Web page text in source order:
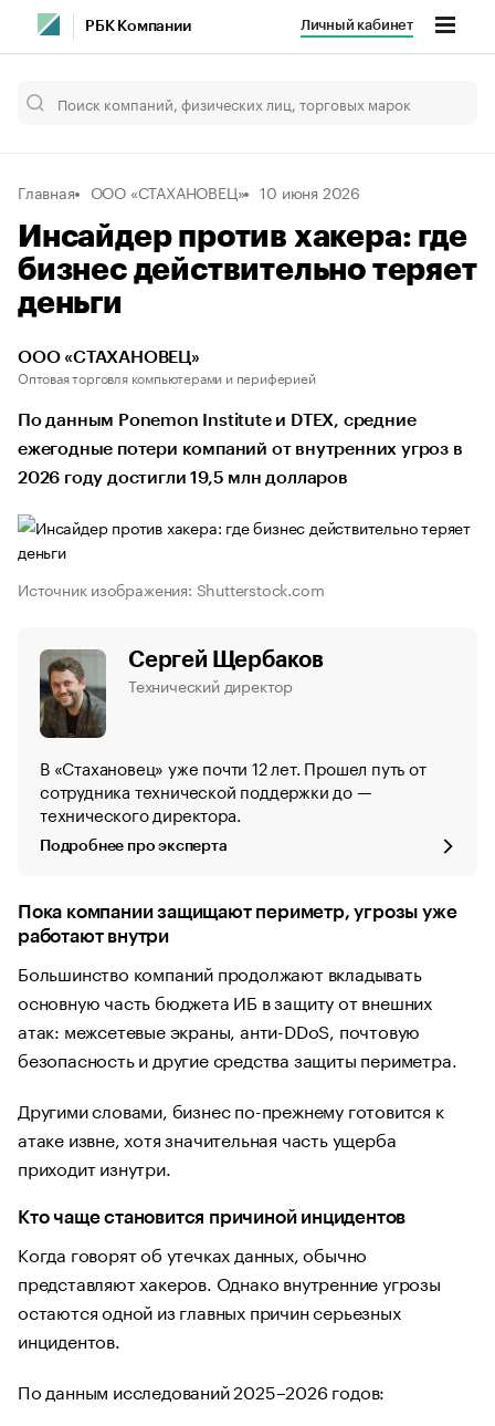
РБК Компании Личный кабинет
Главная ООО «СТАХАНОВЕЦ» 10 июня 2026
Инсайдер против хакера: где
бизнес действительно теряет
деньги
ООО «СТАХАНОВЕЦ»
Оптовая торговля компьютерами и периферией
По данным Ponemon Institute и DTEX, средние
ежегодные потери компаний от внутренних угроз в
2026 году достигли 19,5 млн долларов
Источник изображения: Shutterstock.com
Сергей Щербаков
Технический директор
В «Стахановец» уже почти 12 лет. Прошел путь от
сотрудника технической поддержки до —
технического директора.
Подробнее про эксперта
Пока компании защищают периметр, угрозы уже
работают внутри
Большинство компаний продолжают вкладывать
основную часть бюджета ИБ в защиту от внешних
атак: межсетевые экраны, анти-DDoS, почтовую
безопасность и другие средства защиты периметра.
Другими словами, бизнес по-прежнему готовится к
атаке извне, хотя значительная часть ущерба
приходит изнутри.
Кто чаще становится причиной инцидентов
Когда говорят об утечках данных, обычно
представляют хакеров. Однако внутренние угрозы
остаются одной из главных причин серьезных
инцидентов.
По данным исследований 2025–2026 годов: